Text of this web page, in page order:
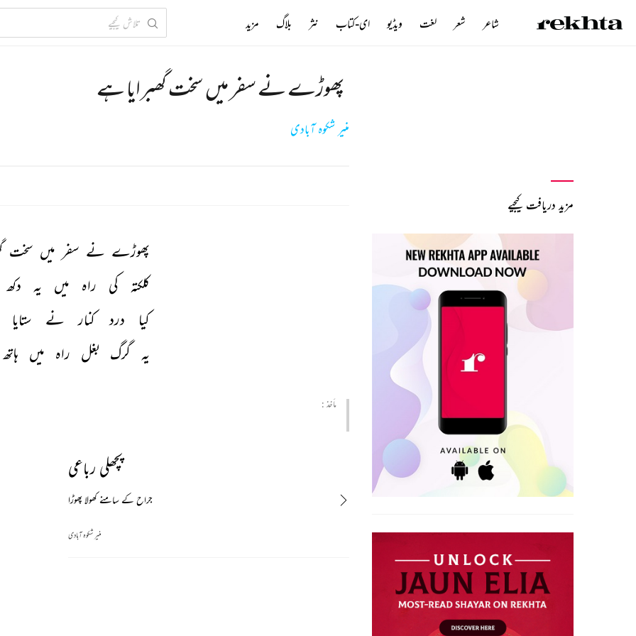
پھوڑے نے سفر میں سخت گھبرایا ہے
منیر شکوہ آبادی
پھوڑے نے سفر میں سخت
کلکتہ
کی راہ میں یہ دکھ
کیا
درد کنار نے ستایا
یہ
گرگ بغل راہ میں ہاتھ
مأخذ :
پچھلی رباعی
جراح کے سامنے کھولا پھوڑا
منیر شکوہ آبادی
مزید دریافت کیجیے
شاعر شعر لغت ویڈیو ای-کتاب نثر بلاگ مزید